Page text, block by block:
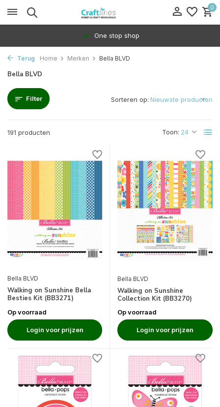
0
100% Dedicated to independents
Terug Home Merken Bella BLVD
Bella BLVD
Filter
191 producten Toon:
Sorteren op:
Bella BLVD
Walking on Sunshine Bella
Besties Kit (BB3271)
Op voorraad
Login voor prijzen
Bella BLVD
Walking on Sunshine
Collection Kit (BB3270)
Op voorraad
Login voor prijzen